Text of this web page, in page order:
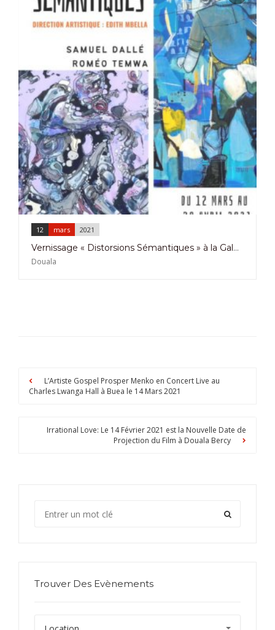
12 mars 2021
Vernissage « Distorsions Sémantiques » à la Galerie du Carré le 12 Mars 2021
Douala
L’Artiste Gospel Prosper Menko en Concert Live au
Charles Lwanga Hall à Buea le 14 Mars 2021
Irrational Love: Le 14 Février 2021 est la Nouvelle Date de
Projection du Film à Douala Bercy
Trouver Des Evènements